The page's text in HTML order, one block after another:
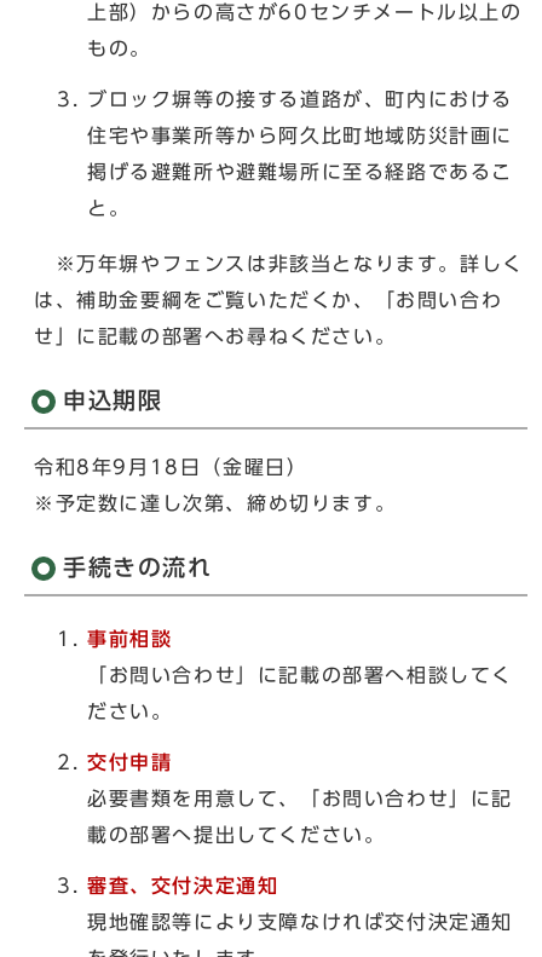
上部）からの高さが60センチメートル以上の
もの。
ブロック塀等の接する道路が、町内における
住宅や事業所等から阿久比町地域防災計画に
掲げる避難所や避難場所に至る経路であるこ
と。
※万年塀やフェンスは非該当となります。詳しく
は、補助金要綱をご覧いただくか、「お問い合わ
せ」に記載の部署へお尋ねください。
申込期限
令和8年9月18日（金曜日）
※予定数に達し次第、締め切ります。
手続きの流れ
事前相談
「お問い合わせ」に記載の部署へ相談してく
ださい。
交付申請
必要書類を用意して、「お問い合わせ」に記
載の部署へ提出してください。
審査、交付決定通知
現地確認等により支障なければ交付決定通知